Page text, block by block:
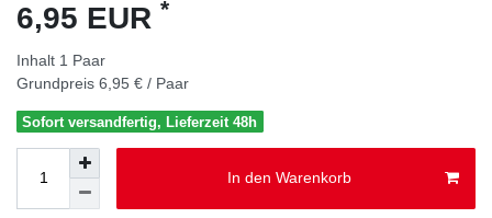
6,95 EUR *
Inhalt 1 Paar
Grundpreis 6,95 € / Paar
Sofort versandfertig, Lieferzeit 48h
In den Warenkorb